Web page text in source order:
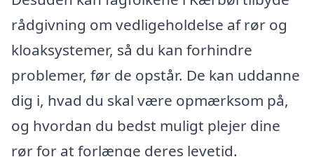
rådgivning om vedligeholdelse af rør og
kloaksystemer, så du kan forhindre
problemer, før de opstår. De kan uddanne
dig i, hvad du skal være opmærksom på,
og hvordan du bedst muligt plejer dine
rør for at forlænge deres levetid.